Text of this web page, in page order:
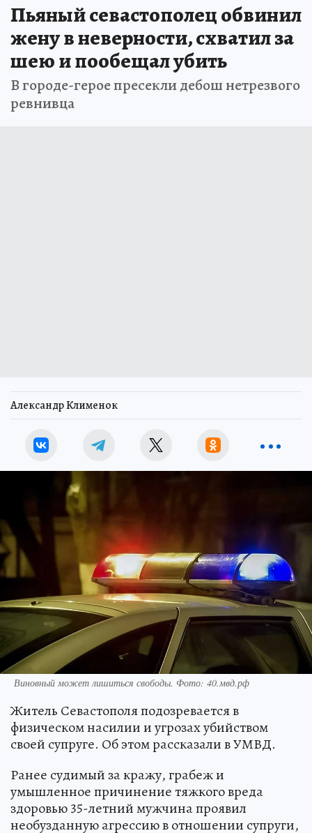
Пьяный севастополец обвинил
жену в неверности, схватил за
шею и пообещал убить
В городе-герое пресекли дебош нетрезвого
ревнивца
Александр Клименок
Виновный может лишиться свободы. Фото: 40.мвд.рф
Житель Севастополя подозревается в
физическом насилии и угрозах убийством
своей супруге. Об этом рассказали в УМВД.
Ранее судимый за кражу, грабеж и
умышленное причинение тяжкого вреда
здоровью 35-летний мужчина проявил
необузданную агрессию в отношении супруги,